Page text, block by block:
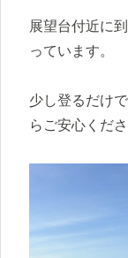
展望台付近に
っています。
少し登るだけ
らご安心くだ